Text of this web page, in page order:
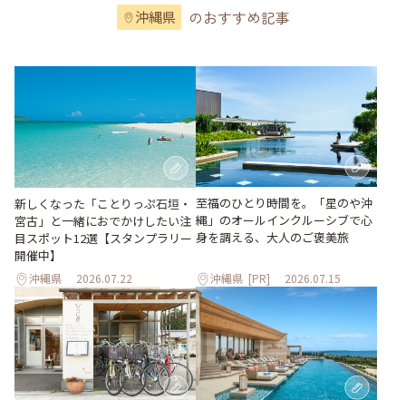
沖縄県 のおすすめ記事
新しくなった「ことりっぷ石垣・
宮古」と一緒におでかけしたい注
目スポット12選【スタンプラリー
開催中】
沖縄県 2026.07.22
至福のひとり時間を。「星のや沖
縄」のオールインクルーシブで心
身を調える、大人のご褒美旅
沖縄県 [PR] 2026.07.15